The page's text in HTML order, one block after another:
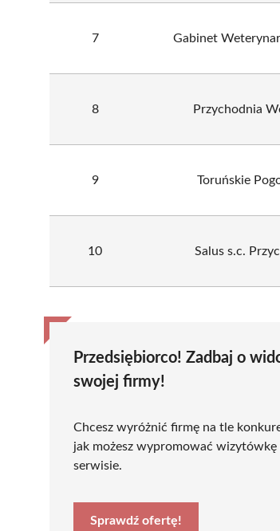
7 Gabinet
8 Przychodnia
9 Toruńskie
10 Salus s.c.
Przedsiębiorco! Zadbaj o
swojej firmy!
Chcesz wyróżnić firmę na tle
jak możesz wypromować
serwisie.
Sprawdź ofertę!